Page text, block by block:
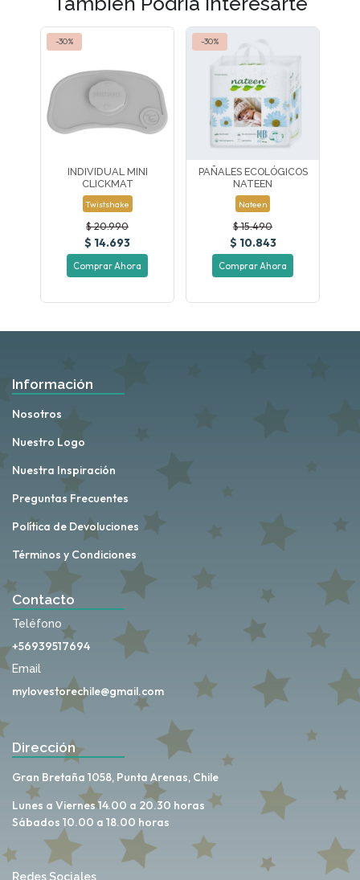
-30%
INDIVIDUAL MINI
CLICKMAT
Twistshake
$ 20.990
$ 14.693
Comprar Ahora
-30%
PAÑALES ECOLÓGICOS
NATEEN
Nateen
$ 15.490
$ 10.843
Comprar Ahora
Información
Nosotros
Nuestro Logo
Nuestra Inspiración
Preguntas Frecuentes
Política de Devoluciones
Términos y Condiciones
Contacto
Teléfono
+56939517694
Email
mylovestorechile@gmail.com
Dirección
Gran Bretaña 1058, Punta Arenas, Chile
Lunes a Viernes 14.00 a 20.30 horas
Sábados 10.00 a 18.00 horas
Redes Sociales